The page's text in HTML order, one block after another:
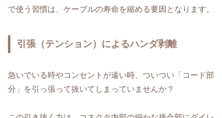
で使う習慣は、ケーブルの寿命を縮める要因となります。
引張（テンション）によるハンダ剥離
急いでいる時やコンセントが遠い時、ついつい「コード部
分」を引っ張って抜いてしまっていませんか？